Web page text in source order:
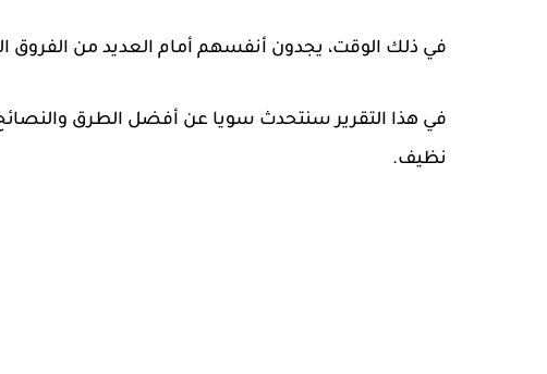
في ذلك الوقت، يجدون أنفسهم أمام العديد من الفروق
في هذا التقرير سنتحدث سويا عن أفضل الطرق
نظيف.